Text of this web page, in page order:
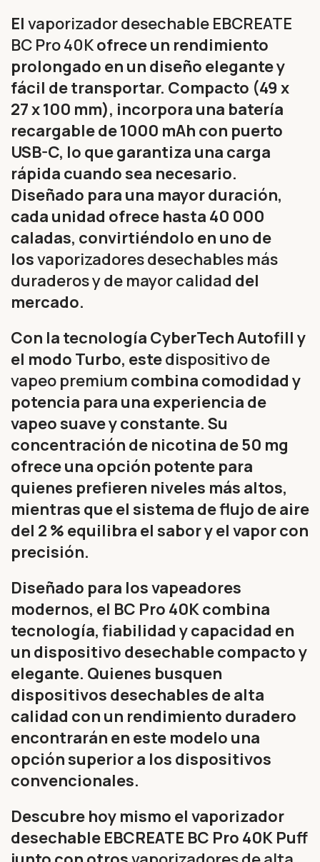
El vaporizador desechable EBCREATE
BC Pro 40Kofrece un rendimiento
prolongado en un diseño elegante y
fácil de transportar. Compacto (49 x
27 x 100 mm), incorpora una batería
recargable de 1000 mAh con puerto
USB-C, lo que garantiza una carga
rápida cuando sea necesario.
Diseñado para una mayor duración,
cada unidad ofrece hasta 40 000
caladas, convirtiéndolo en uno de
losvaporizadores desechables más
duraderos y de mayor calidad del
mercado.
Con la tecnología CyberTech Autofill y
el modo Turbo, estedispositivo de
vapeo premium combina comodidad y
potencia para una experiencia de
vapeo suave y constante. Su
concentración de nicotina de 50 mg
ofrece una opción potente para
quienes prefieren niveles más altos,
mientras que el sistema de flujo de aire
del 2 % equilibra el sabor y el vapor con
precisión.
Diseñado para los vapeadores
modernos, el BC Pro 40K combina
tecnología, fiabilidad y capacidad en
un dispositivo desechable compacto y
elegante. Quienes busquen
dispositivos desechables de alta
calidad con un rendimiento duradero
encontrarán en este modelo una
opción superior a los dispositivos
convencionales.
Descubre hoy mismo el vaporizador
desechable EBCREATE BC Pro 40K Puff